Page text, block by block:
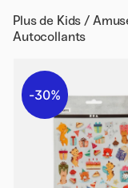
Plus de Kids /
Autocollants
30%